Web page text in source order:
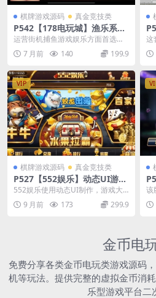
棋牌游戏源码 真金竞技类
P542【178电玩城】渔乐系列
游戏源码/三套UI可选+安卓苹
果双端APP
运营街机捕鱼游戏娱乐方面首选，
后台功能完美，控制端强大，UI设
计简洁，178电玩...
7 月前 140 199.9
这
过
VIP
棋牌游戏源码 真金竞技类
P527【552娱乐】动态UI游戏
平台组件+安卓苹果双端APP
+支付接口+搭建视频教程
552娱乐使用动态UI制作，游戏大
厅界面闪亮登场，支持玩家每日任
务、签到奖励，游...
9 月前 173 299.9
该
台
金币电
免费分享各类金币电玩类游戏源码
机等玩法。提供完整的虚拟金币消
乐型游戏平台二